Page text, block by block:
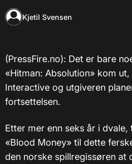
Kjetil Svensen
(PressFire.no): Det er bare
«Hitman: Absolution» kom
Interactive og utgiveren
fortsettelsen.
Etter mer enn seks år i
«Blood Money» til dette
den norske spillregissøren at